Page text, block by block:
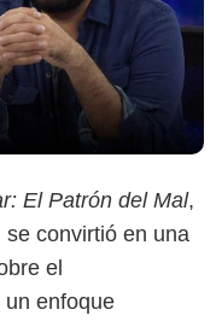
El Patrón del Mal,
convirtió en una
el
enfoque